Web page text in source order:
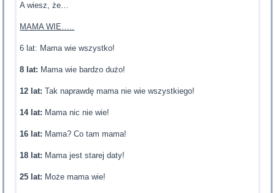
A wiesz, że…
MAMA WIE…..
6 lat: Mama wie wszystko!
8 lat: Mama wie bardzo dużo!
12 lat: Tak naprawdę mama nie wie wszystkiego!
14 lat: Mama nic nie wie!
16 lat: Mama? Co tam mama!
18 lat: Mama jest starej daty!
25 lat: Może mama wie!